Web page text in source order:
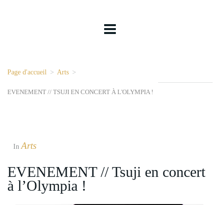
Page d'accueil > Arts >
EVENEMENT // TSUJI EN CONCERT À L'OLYMPIA !
InArts
EVENEMENT // Tsuji en concert
à l’Olympia !